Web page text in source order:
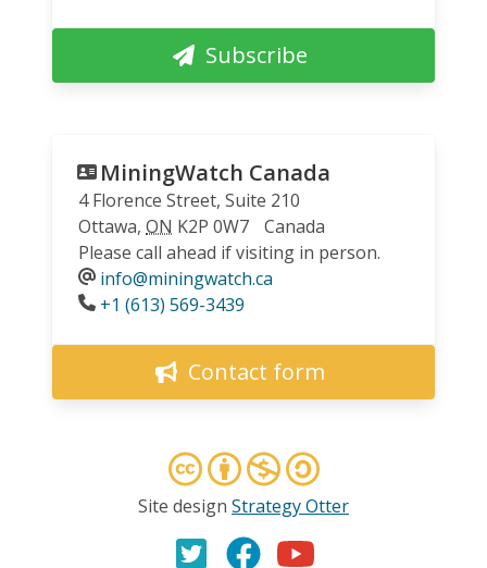
Subscribe
MiningWatch Canada
4 Florence Street, Suite 210
Ottawa, ON K2P 0W7
Canada
Please call ahead if visiting in person.
info@miningwatch.ca
Phone
+1 (613) 569-3439
Contact form
Site design Strategy Otter